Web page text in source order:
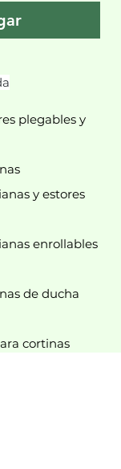
plegables y
y estores
enrollables
de ducha
cortinas